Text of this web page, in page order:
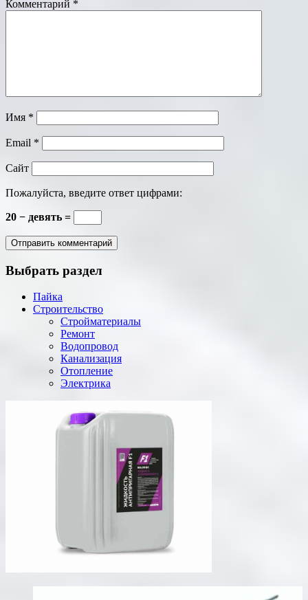
Комментарий *
Имя *
Email *
Сайт
Пожалуйста, введите ответ цифрами:
20 − девять =
Выбрать раздел
Пайка
Строительство
Стройматериалы
Ремонт
Водопровод
Канализация
Отопление
Электрика